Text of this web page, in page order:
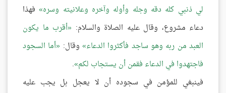
لي ذنبي كله دقه وجله وأوله وآخره وعلانيته وسره فهذا
دعاء مشروع، وقال عليه الصلاة والسلام:
أقرب ما يكون
العبد من ربه وهو ساجد فأكثروا الدعاء وقال: أما السجود
فاجتهدوا في الدعاء فقمن أن يستجاب لكم .
فينبغي للمؤمن في سجوده أن لا يعجل بل يجب عليه